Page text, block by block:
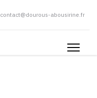
contact@dourous-abousirine.fr